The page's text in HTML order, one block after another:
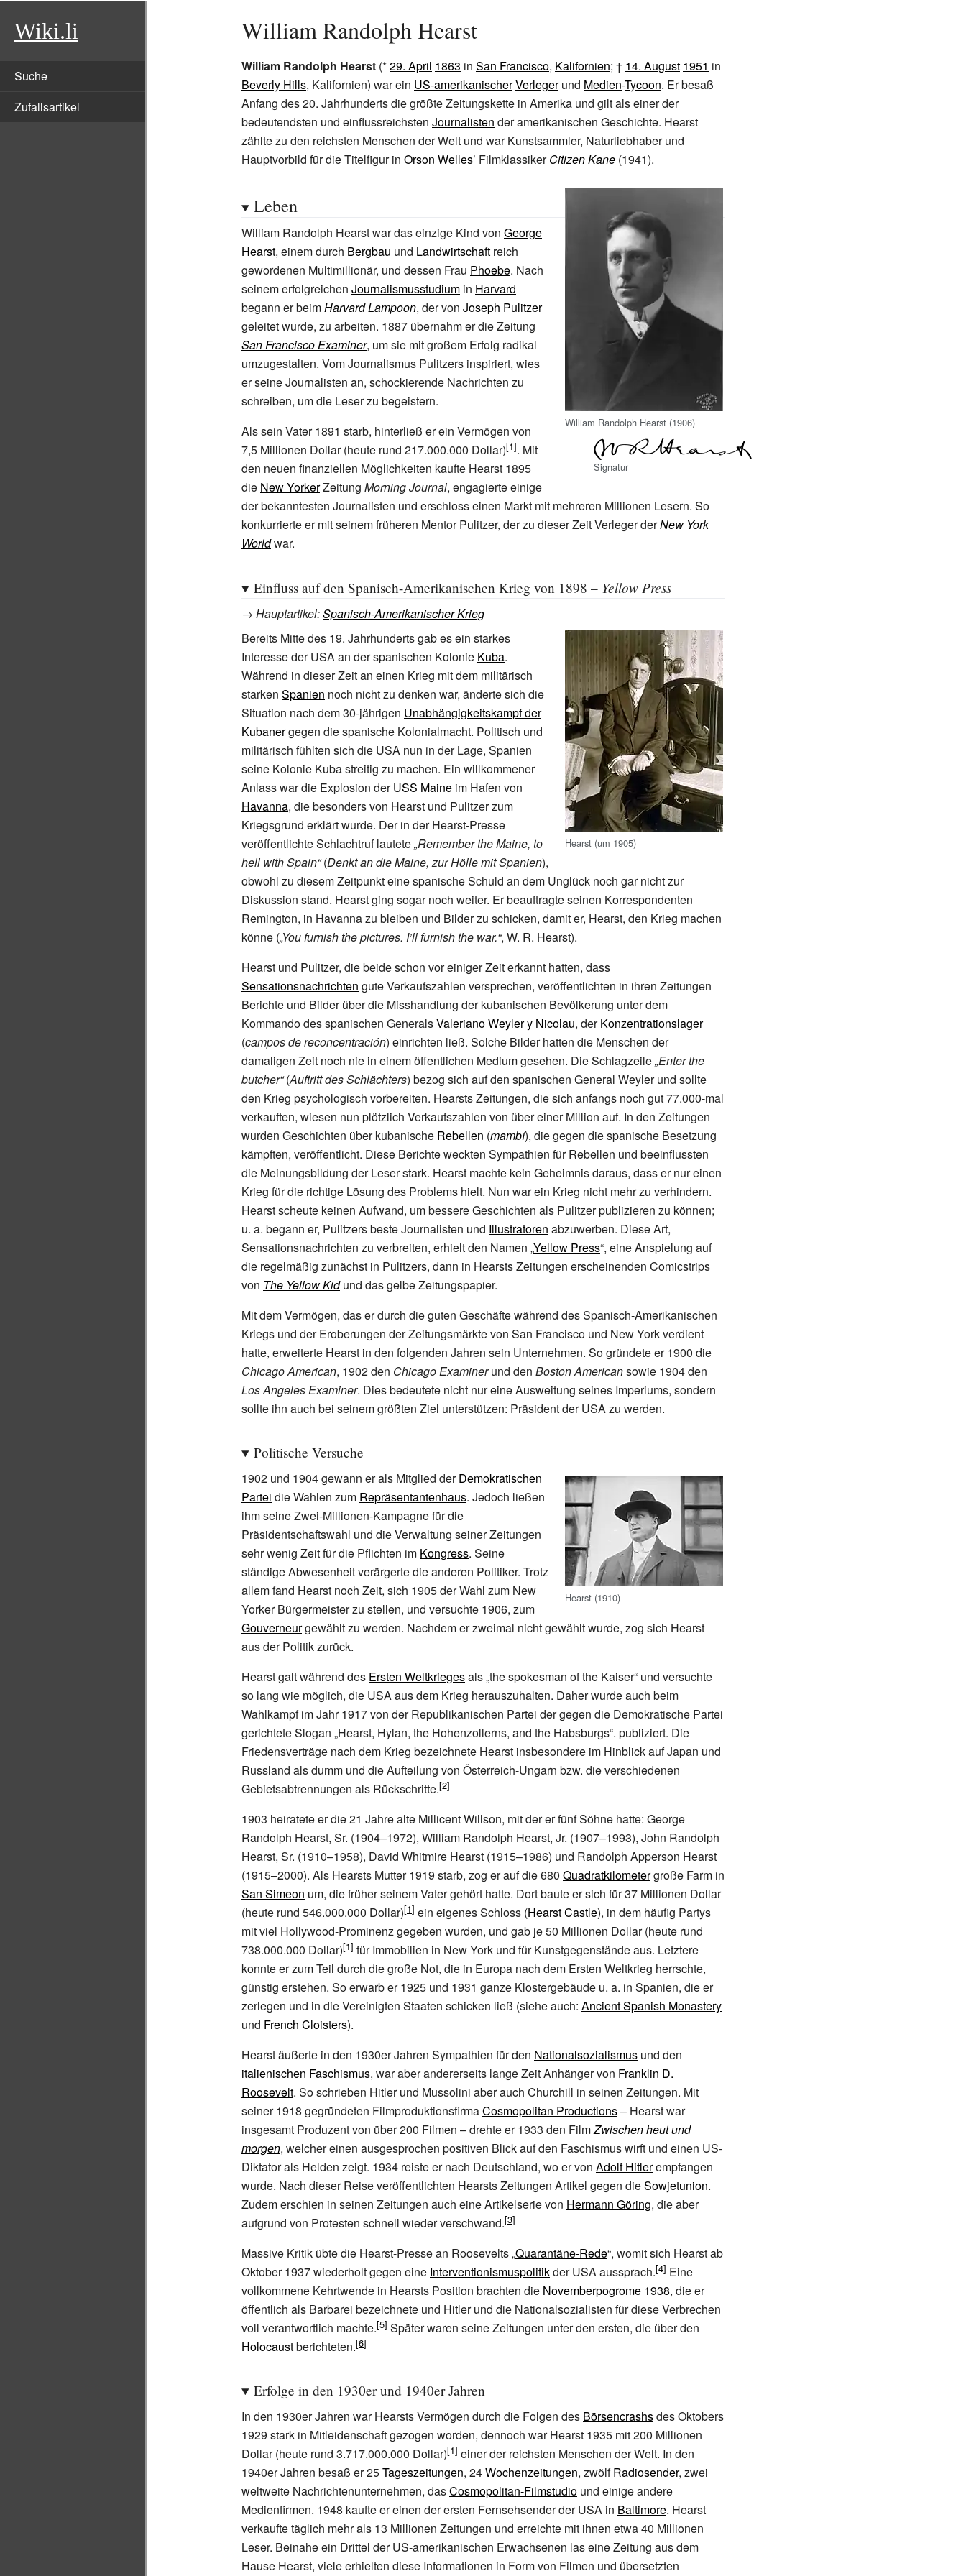
Wiki.li
Suche
Zufallsartikel
William Randolph Hearst
William Randolph Hearst (*29. April 1863 in San Francisco, Kalifornien; † 14. August 1951 in
Beverly Hills, Kalifornien) war ein US-amerikanischerVerlegerund Medien-Tycoon. Er besaß
Anfang des 20. Jahrhunderts die größte Zeitungskette in Amerika und gilt als einer der
bedeutendsten und einflussreichsten Journalisten der amerikanischen Geschichte. Hearst
zählte zu den reichsten Menschen der Welt und war Kunstsammler, Naturliebhaber und
Hauptvorbild für die Titelfigur in Orson Welles’ FilmklassikerCitizen Kane (1941).
William Randolph Hearst (1906)
Signatur
Leben
William Randolph Hearst war das einzige Kind von George
Hearst, einem durch Bergbau und Landwirtschaft reich
gewordenen Multimillionär, und dessen Frau Phoebe. Nach
seinem erfolgreichen Journalismusstudium in Harvard
begann er beimHarvard Lampoon, der von Joseph Pulitzer
geleitet wurde, zu arbeiten. 1887 übernahm er die Zeitung
San Francisco Examiner, um sie mit großem Erfolg radikal
umzugestalten. Vom Journalismus Pulitzers inspiriert, wies
er seine Journalisten an, schockierende Nachrichten zu
schreiben, um die Leser zu begeistern.
Als sein Vater 1891 starb, hinterließ er ein Vermögen von
7,5 Millionen Dollar (heute rund 217.000.000 Dollar)
. Mit
den neuen finanziellen Möglichkeiten kaufte Hearst 1895
die New YorkerZeitung Morning Journal, engagierte einige
der bekanntesten Journalisten und erschloss einen Markt mit mehreren Millionen Lesern. So
konkurrierte er mit seinem früheren Mentor Pulitzer, der zu dieser Zeit Verleger derNew York
Worldwar.
Einfluss auf den Spanisch-Amerikanischen Krieg von 1898 – Yellow Press
→ Hauptartikel:Spanisch-Amerikanischer Krieg
Hearst (um 1905)
Bereits Mitte des 19. Jahrhunderts gab es ein starkes
Interesse der USA an der spanischen Kolonie Kuba.
Während in dieser Zeit an einen Krieg mit dem militärisch
starken Spanien noch nicht zu denken war, änderte sich die
Situation nach dem 30-jährigen Unabhängigkeitskampf der
Kubanergegen die spanische Kolonialmacht. Politisch und
militärisch fühlten sich die USA nun in der Lage, Spanien
seine Kolonie Kuba streitig zu machen. Ein willkommener
Anlass war die Explosion derUSS Maine im Hafen von
Havanna, die besonders von Hearst und Pulitzer zum
Kriegsgrund erklärt wurde. Der in der Hearst-Presse
veröffentlichte Schlachtruf lautete„Remember the Maine, to
hell with Spain“(Denkt an die Maine, zur Hölle mit Spanien),
obwohl zu diesem Zeitpunkt eine spanische Schuld an dem Unglück noch gar nicht zur
Diskussion stand. Hearst ging sogar noch weiter. Er beauftragte seinen Korrespondenten
Remington, in Havanna zu bleiben und Bilder zu schicken, damit er, Hearst, den Krieg machen
könne („You furnish the pictures. I’ll furnish the war.“, W. R. Hearst).
Hearst und Pulitzer, die beide schon vor einiger Zeit erkannt hatten, dass
Sensationsnachrichten gute Verkaufszahlen versprechen, veröffentlichten in ihren Zeitungen
Berichte und Bilder über die Misshandlung der kubanischen Bevölkerung unter dem
Kommando des spanischen GeneralsValeriano Weyler y Nicolau, derKonzentrationslager
(campos de reconcentración) einrichten ließ. Solche Bilder hatten die Menschen der
damaligen Zeit noch nie in einem öffentlichen Medium gesehen. Die Schlagzeile„Enter the
butcher“(Auftritt des Schlächters) bezog sich auf den spanischen General Weyler und sollte
den Krieg psychologisch vorbereiten. Hearsts Zeitungen, die sich anfangs noch gut 77.000-mal
verkauften, wiesen nun plötzlich Verkaufszahlen von über einer Million auf. In den Zeitungen
wurden Geschichten über kubanische Rebellen (mambí), die gegen die spanische Besetzung
kämpften, veröffentlicht. Diese Berichte weckten Sympathien für Rebellen und beeinflussten
die Meinungsbildung der Leser stark. Hearst machte kein Geheimnis daraus, dass er nur einen
Krieg für die richtige Lösung des Problems hielt. Nun war ein Krieg nicht mehr zu verhindern.
Hearst scheute keinen Aufwand, um bessere Geschichten als Pulitzer publizieren zu können;
u. a. begann er, Pulitzers beste Journalisten und Illustratoren abzuwerben. Diese Art,
Sensationsnachrichten zu verbreiten, erhielt den Namen „Yellow Press“, eine Anspielung auf
die regelmäßig zunächst in Pulitzers, dann in Hearsts Zeitungen erscheinenden Comicstrips
von The Yellow Kidund das gelbe Zeitungspapier.
Mit dem Vermögen, das er durch die guten Geschäfte während des Spanisch-Amerikanischen
Kriegs und der Eroberungen der Zeitungsmärkte von San Francisco und New York verdient
hatte, erweiterte Hearst in den folgenden Jahren sein Unternehmen. So gründete er 1900 die
Chicago American, 1902 den Chicago Examinerund den Boston Americansowie 1904 den
Los Angeles Examiner. Dies bedeutete nicht nur eine Ausweitung seines Imperiums, sondern
sollte ihn auch bei seinem größten Ziel unterstützen: Präsident der USA zu werden.
Politische Versuche
Hearst (1910)
1902 und 1904 gewann er als Mitglied derDemokratischen
Partei die Wahlen zum Repräsentantenhaus. Jedoch ließen
ihm seine Zwei-Millionen-Kampagne für die
Präsidentschaftswahl und die Verwaltung seiner Zeitungen
sehr wenig Zeit für die Pflichten im Kongress. Seine
ständige Abwesenheit verärgerte die anderen Politiker. Trotz
allem fand Hearst noch Zeit, sich 1905 der Wahl zum New
Yorker Bürgermeister zu stellen, und versuchte 1906, zum
Gouverneurgewählt zu werden. Nachdem er zweimal nicht gewählt wurde, zog sich Hearst
aus der Politik zurück.
Hearst galt während des Ersten Weltkriegesals „the spokesman of the Kaiser“ und versuchte
so lang wie möglich, die USA aus dem Krieg herauszuhalten. Daher wurde auch beim
Wahlkampf im Jahr 1917 von der Republikanischen Partei der gegen die Demokratische Partei
gerichtete Slogan „Hearst, Hylan, the Hohenzollerns, and the Habsburgs“. publiziert. Die
Friedensverträge nach dem Krieg bezeichnete Hearst insbesondere im Hinblick auf Japan und
Russland als dumm und die Aufteilung von Österreich-Ungarn bzw. die verschiedenen
Gebietsabtrennungen als Rückschritte.
1903 heiratete er die 21 Jahre alte Millicent Willson, mit der er fünf Söhne hatte: George
Randolph Hearst, Sr. (1904–1972), William Randolph Hearst, Jr. (1907–1993), John Randolph
Hearst, Sr. (1910–1958), David Whitmire Hearst (1915–1986) und Randolph Apperson Hearst
(1915–2000). Als Hearsts Mutter 1919 starb, zog er auf die 680 Quadratkilometergroße Farm in
San Simeon um, die früher seinem Vater gehört hatte. Dort baute er sich für 37 Millionen Dollar
(heute rund 546.000.000 Dollar) ein eigenes Schloss (Hearst Castle), in dem häufig Partys
mit viel Hollywood-Prominenz gegeben wurden, und gab je 50 Millionen Dollar (heute rund
738.000.000 Dollar)
für Immobilien in New York und für Kunstgegenstände aus. Letztere
konnte er zum Teil durch die große Not, die in Europa nach dem Ersten Weltkrieg herrschte,
günstig erstehen. So erwarb er 1925 und 1931 ganze Klostergebäude u. a. in Spanien, die er
zerlegen und in die Vereinigten Staaten schicken ließ (siehe auch: Ancient Spanish Monastery
und French Cloisters).
Hearst äußerte in den 1930er Jahren Sympathien für den Nationalsozialismus und den
italienischen Faschismus, war aber andererseits lange Zeit Anhänger von Franklin D.
Roosevelt. So schrieben Hitler und Mussolini aber auch Churchill in seinen Zeitungen. Mit
seiner 1918 gegründeten FilmproduktionsfirmaCosmopolitan Productions– Hearst war
insgesamt Produzent von über 200 Filmen – drehte er 1933 den FilmZwischen heut und
morgen, welcher einen ausgesprochen positiven Blick auf den Faschismus wirft und einen US-
Diktator als Helden zeigt. 1934 reiste er nach Deutschland, wo er von Adolf Hitlerempfangen
wurde. Nach dieser Reise veröffentlichten Hearsts Zeitungen Artikel gegen dieSowjetunion.
Zudem erschien in seinen Zeitungen auch eine Artikelserie von Hermann Göring, die aber
aufgrund von Protesten schnell wieder verschwand.
Massive Kritik übte die Hearst-Presse an Roosevelts „Quarantäne-Rede“, womit sich Hearst ab
Oktober 1937 wiederholt gegen eine Interventionismuspolitikder USA aussprach.
Eine
vollkommene Kehrtwende in Hearsts Position brachten die Novemberpogrome 1938, die er
öffentlich als Barbarei bezeichnete und Hitler und die Nationalsozialisten für diese Verbrechen
voll verantwortlich machte.
Später waren seine Zeitungen unter den ersten, die über den
Holocaustberichteten.
Erfolge in den 1930er und 1940er Jahren
In den 1930er Jahren war Hearsts Vermögen durch die Folgen des Börsencrashsdes Oktobers
1929 stark in Mitleidenschaft gezogen worden, dennoch war Hearst 1935 mit 200 Millionen
Dollar (heute rund 3.717.000.000 Dollar)
einer der reichsten Menschen der Welt. In den
1940er Jahren besaß er 25Tageszeitungen, 24Wochenzeitungen, zwölfRadiosender, zwei
weltweite Nachrichtenunternehmen, dasCosmopolitan-Filmstudio und einige andere
Medienfirmen. 1948 kaufte er einen der ersten Fernsehsender der USA in Baltimore. Hearst
verkaufte täglich mehr als 13 Millionen Zeitungen und erreichte mit ihnen etwa 40 Millionen
Leser. Beinahe ein Drittel der US-amerikanischen Erwachsenen las eine Zeitung aus dem
Hause Hearst, viele erhielten diese Informationen in Form von Filmen und übersetzten